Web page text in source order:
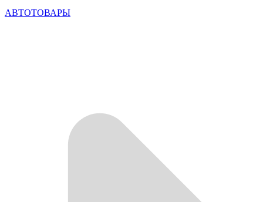
АВТОТОВАРЫ